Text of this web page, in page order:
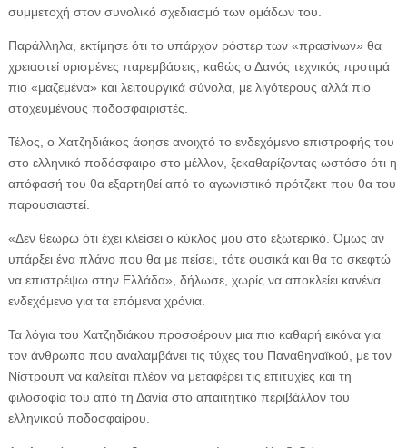
συμμετοχή στον συνολικό σχεδιασμό των ομάδων του.
Παράλληλα, εκτίμησε ότι το υπάρχον ρόστερ των «πρασίνων» θα
χρειαστεί ορισμένες παρεμβάσεις, καθώς ο Δανός τεχνικός προτιμά
πιο «μαζεμένα» και λειτουργικά σύνολα, με λιγότερους αλλά πιο
στοχευμένους ποδοσφαιριστές.
Τέλος, ο Χατζηδιάκος άφησε ανοιχτό το ενδεχόμενο επιστροφής του
στο ελληνικό ποδόσφαιρο στο μέλλον, ξεκαθαρίζοντας ωστόσο ότι η
απόφασή του θα εξαρτηθεί από το αγωνιστικό πρότζεκτ που θα του
παρουσιαστεί.
«Δεν θεωρώ ότι έχει κλείσει ο κύκλος μου στο εξωτερικό. Όμως αν
υπάρξει ένα πλάνο που θα με πείσει, τότε φυσικά και θα το σκεφτώ
να επιστρέψω στην Ελλάδα», δήλωσε, χωρίς να αποκλείει κανένα
ενδεχόμενο για τα επόμενα χρόνια.
Τα λόγια του Χατζηδιάκου προσφέρουν μια πιο καθαρή εικόνα για
τον άνθρωπο που αναλαμβάνει τις τύχες του Παναθηναϊκού, με τον
Νίστρουπ να καλείται πλέον να μεταφέρει τις επιτυχίες και τη
φιλοσοφία του από τη Δανία στο απαιτητικό περιβάλλον του
ελληνικού ποδοσφαίρου.